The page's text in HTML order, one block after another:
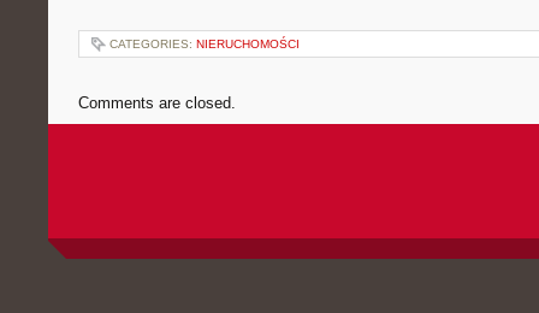
CATEGORIES: NIERUCHOMOŚCI
Comments are closed.